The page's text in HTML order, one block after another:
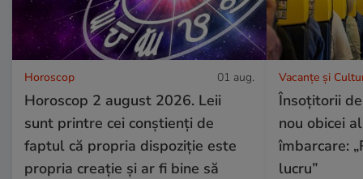
Horoscop 01 aug.
Horoscop 2 august 2026. Leii
sunt printre cei conștienți de
faptul că propria dispoziție este
propria creație și ar fi bine să
Vacanțe și
Însoțitorii
nou obicei
îmbarcare:
lucru”